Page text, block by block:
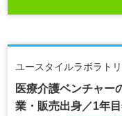
ユースタイルラボラト
医療介護ベンチャ
業・販売出身／1年